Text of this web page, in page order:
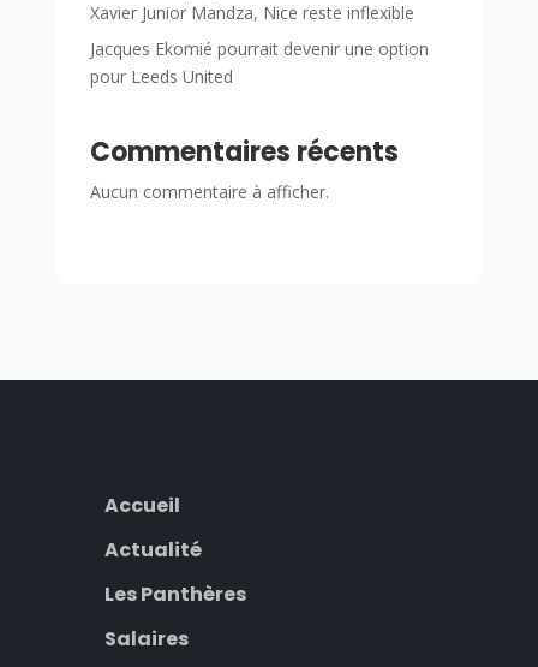
Xavier Junior Mandza, Nice reste inflexible
Jacques Ekomié pourrait devenir une option
pour Leeds United
Commentaires récents
Aucun commentaire à afficher.
Accueil
Actualité
Les Panthères
Salaires